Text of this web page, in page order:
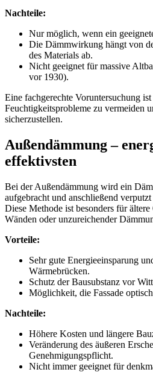
Nachteile:
Nur möglich, wenn ein
Die Dämmwirkung hängt von
des Materials ab.
Nicht geeignet für massive
vor 1930).
Eine fachgerechte Voruntersuchung
Feuchtigkeitsprobleme zu vermeiden
sicherzustellen.
Außendämmung –
effektivsten
Bei der Außendämmung wird ein
aufgebracht und anschließend
Diese Methode ist besonders für
Wänden oder unzureichender
Vorteile:
Sehr gute Energieeinsparung
Wärmebrücken.
Schutz der Bausubstanz vor
Möglichkeit, die Fassade
Nachteile:
Höhere Kosten und längere
Veränderung des äußeren
Genehmigungspflicht.
Nicht immer geeignet für